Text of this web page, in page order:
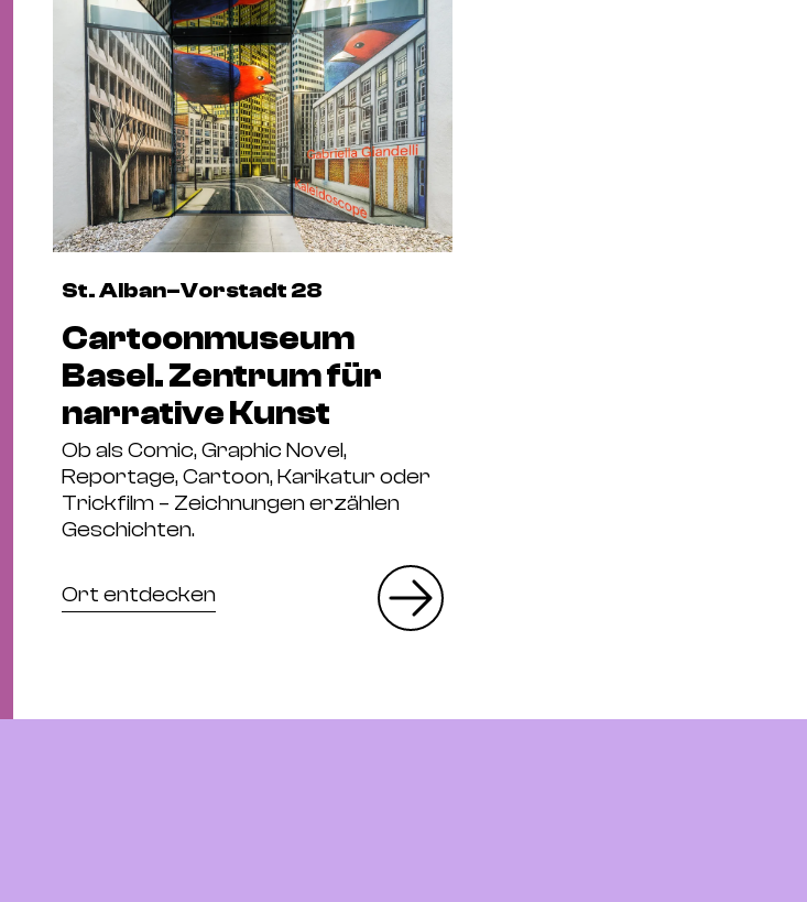
St. Alban–Vorstadt 28
Cartoonmuseum
Basel. Zentrum für
narrative Kunst
Ob als Comic, Graphic Novel,
Reportage, Cartoon, Karikatur oder
Trickfilm – Zeichnungen erzählen
Geschichten.
Ort entdecken